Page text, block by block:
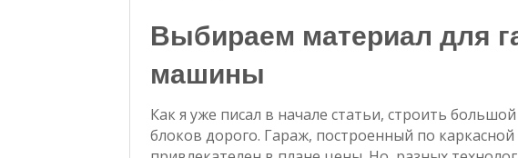
Выбираем материал для
машины
Как я уже писал в начале статьи, строить
блоков дорого. Гараж, построенный по